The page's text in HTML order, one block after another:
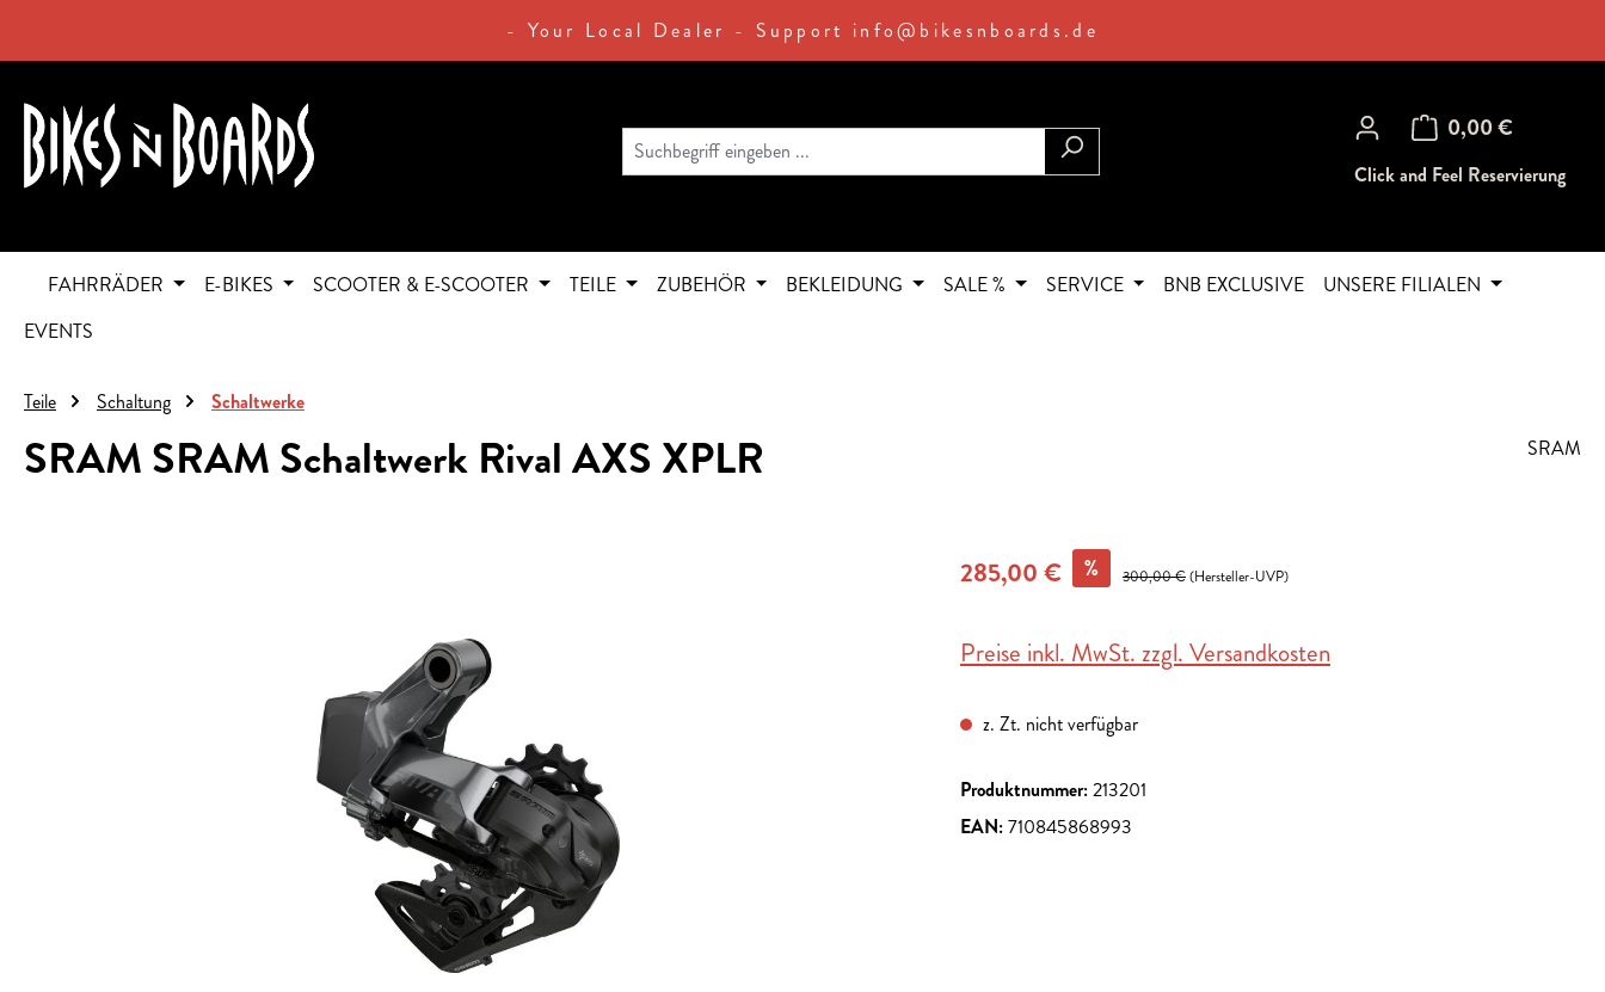
- Your Local Dealer - Support info@bikesnboards.de
0,00 €
Warenkorb enthält 0
Click and Feel Reservierung
FAHRRÄDER E-BIKES SCOOTER & E-SCOOTER TEILE ZUBEHÖR BEKLEIDUNG SALE % SERVICE BNB EXCLUSIVE
UNSERE FILIALEN
EVENTS
Teile Schaltung Schaltwerke
SRAM SRAM Schaltwerk Rival AXS XPLR SRAM
285,00 € % 300,00 €(Hersteller-UVP)
Preise inkl. MwSt. zzgl. Versandkosten
z. Zt. nicht verfügbar
Produktnummer:213201
EAN:710845868993